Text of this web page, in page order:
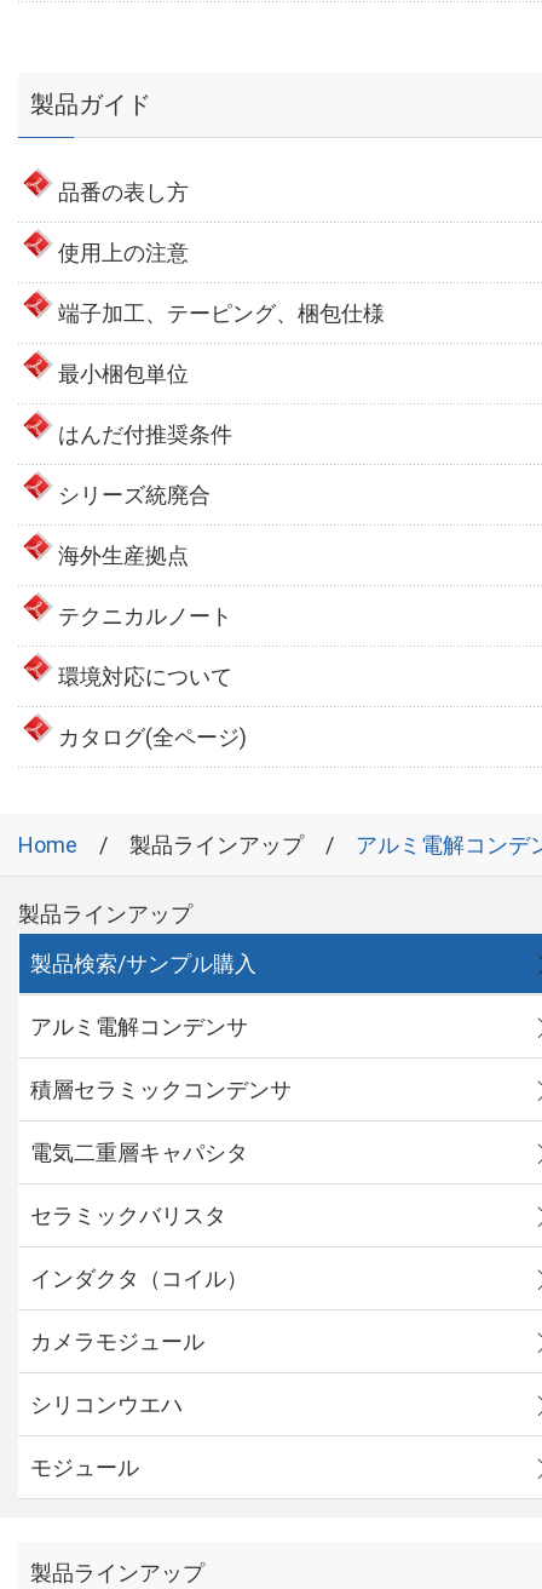
製品ガイド
品番の表し方
使用上の注意
端子加工、テーピング、梱包仕様
最小梱包単位
はんだ付推奨条件
シリーズ統廃合
海外生産拠点
テクニカルノート
環境対応について
カタログ(全ページ)
Home 製品ラインアップ アルミ電解コンデ
製品ラインアップ
製品検索/サンプル購入
アルミ電解コンデンサ
積層セラミックコンデンサ
電気二重層キャパシタ
セラミックバリスタ
インダクタ（コイル）
カメラモジュール
シリコンウエハ
モジュール
製品ラインアップ